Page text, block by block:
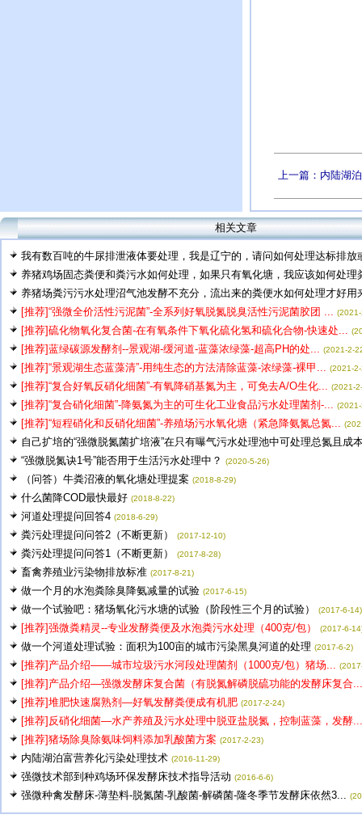
上一篇：内陆湖
相关文章
我有数百吨的牛尿排泄液体要处理，我是辽宁的，请问如何处理达标排放
养猪鸡场固态粪便和粪污水如何处理，如果只有氧化塘，我应该如何处理
养猪场粪污污水处理沼气池发酵不充分，流出来的粪便水如何处理才好用
[推荐]“强微全价活性污泥菌”-全系列好氧脱氮脱臭活性污泥菌胶团 ...
[推荐]硫化物氧化复合菌-在有氧条件下氧化硫化氢和硫化合物-快速处...
[推荐]蓝绿碳源发酵剂--景观湖-缓河道-蓝藻浓绿藻-超高PH的处... (2021-2-
[推荐]“景观湖生态蓝藻清”-用纯生态的方法清除蓝藻-浓绿藻-裸甲... (2021-
[推荐]“复合好氧反硝化细菌”-有氧降硝基氮为主，可免去A/O生化... (2021-
[推荐]“复合硝化细菌”-降氨氮为主的可生化工业食品污水处理菌剂-...
[推荐]“短程硝化和反硝化细菌”-养殖场污水氧化塘（紧急降氨氮总氮...
自己扩培的“强微脱氮菌扩培液”在只有曝气污水处理池中可处理总氮且成
“强微脱氮诀1号”能否用于生活污水处理中？
(2020-5-26)
（问答）牛粪沼液的氧化塘处理提案 (2018-8-29)
什么菌降COD最快最好 (2018-8-22)
河道处理提问回答4 (2018-6-29)
粪污处理提问问答2（不断更新） (2017-12-10)
粪污处理提问问答1（不断更新） (2017-8-28)
畜禽养殖业污染物排放标准 (2017-8-21)
做一个月的水泡粪除臭降氨减量的试验 (2017-6-15)
做一个试验吧：猪场氧化污水塘的试验（阶段性三个月的试验） (2017-6-14)
[推荐]强微粪精灵--专业发酵粪便及水泡粪污水处理（400克/包） (2017-6-
做一个河道处理试验：面积为100亩的城市污染黑臭河道的处理 (2017-6-2)
[推荐]产品介绍——城市垃圾污水河段处理菌剂（1000克/包）猪场...
[推荐]产品介绍—强微发酵床复合菌（有脱氮解磷脱硫功能的发酵床复合...
[推荐]堆肥快速腐熟剂—好氧发酵粪便成有机肥 (2017-2-24)
[推荐]反硝化细菌—水产养殖及污水处理中脱亚盐脱氮，控制蓝藻，发酵...
[推荐]猪场除臭除氨味饲料添加乳酸菌方案 (2017-2-23)
内陆湖泊富营养化污染处理技术 (2016-11-29)
强微技术部到种鸡场环保发酵床技术指导活动 (2016-6-6)
强微种禽发酵床-薄垫料-脱氮菌-乳酸菌-解磷菌-隆冬季节发酵床依然3...